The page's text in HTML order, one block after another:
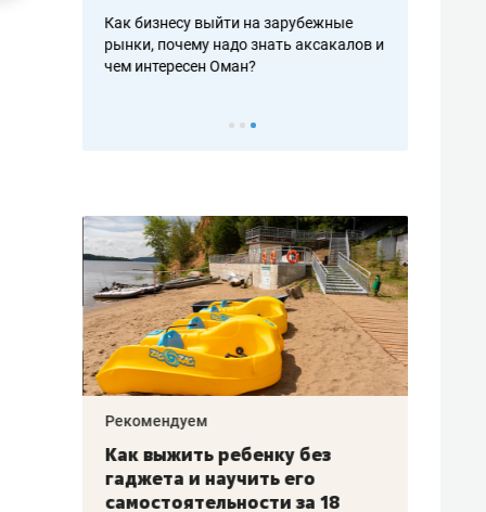
Как бизнесу выйти на зарубежные
рынки, почему надо знать аксакалов и
чем интересен Оман?
–
Рекомендуем
Как выжить ребенку без
гаджета и научить его
самостоятельности за 18